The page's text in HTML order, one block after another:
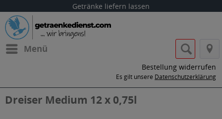
Getränke liefern lassen
Menü
Bestellung widerrufen
Es gilt unsere Datenschutzerklärung
Dreiser Medium 12 x 0,75l